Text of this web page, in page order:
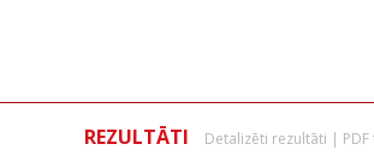
REZULTĀTI Detalizēti rezultāti |